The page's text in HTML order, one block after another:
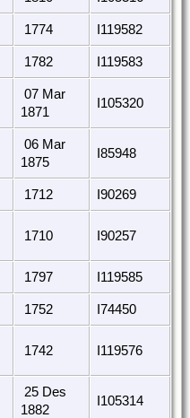
1774 I119582
1782 I119583
07 Mar
1871
I105320
06 Mar
1875
I85948
1712 I90269
1710 I90257
1797 I119585
1752 I74450
1742 I119576
25 Des
1882
I105314